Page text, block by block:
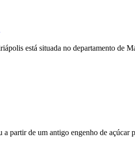
está situada no departamento de
partir de um antigo engenho de